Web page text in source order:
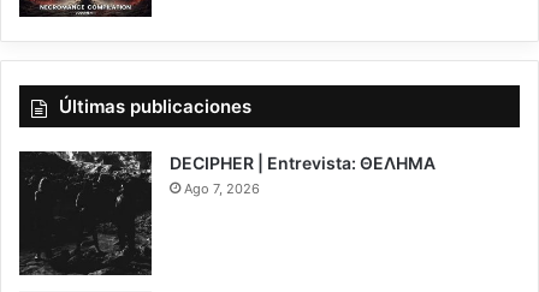
Últimas publicaciones
DECIPHER | Entrevista: ΘΕΛΗΜΑ
Ago 7, 2026